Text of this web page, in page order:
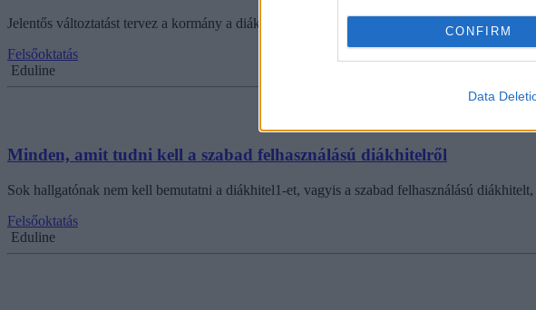
CONFIRM
Data
Jelentős változtatást tervez a kormány a diákhitelezésben, egy rendelettervezet szerint
Felsőoktatás
Eduline
Minden, amit tudni kell a szabad felhasználású diákhitelről
Sok hallgatónak nem kell bemutatni a diákhitel1-et, vagyis a szabad felhasználású
Felsőoktatás
Eduline